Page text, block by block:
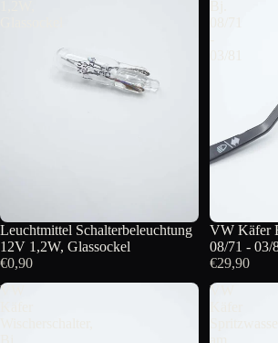
Leuchtmittel Schalterbeleuchtung
12V 1,2W, Glassockel
€0,90
VW Käfer
08/71 - 03/
€29,90
VW
VW